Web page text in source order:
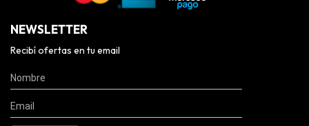
NEWSLETTER
Recibí ofertas en tu email